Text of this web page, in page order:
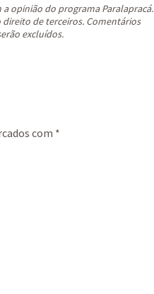
opinião do programa Paralapracá.
de terceiros. Comentários
excluídos.
com *